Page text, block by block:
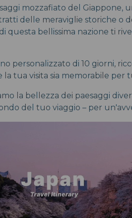
mozzafiato del Giappone,
delle meraviglie storiche o
questa bellissima nazione ti
personalizzato di 10 giorni,
tua visita sia memorabile per
la bellezza dei paesaggi
del tuo viaggio – per